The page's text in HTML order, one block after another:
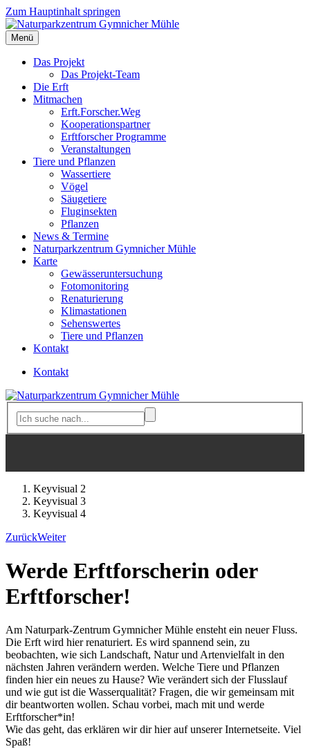
Zum Hauptinhalt springen
Menü
Das Projekt
Das Projekt-Team
Die Erft
Mitmachen
Erft.Forscher.Weg
Kooperationspartner
Erftforscher Programme
Veranstaltungen
Tiere und Pflanzen
Wassertiere
Vögel
Säugetiere
Fluginsekten
Pflanzen
News & Termine
Naturparkzentrum Gymnicher Mühle
Karte
Gewässeruntersuchung
Fotomonitoring
Renaturierung
Klimastationen
Sehenswertes
Tiere und Pflanzen
Kontakt
Kontakt
Keyvisual 2
Keyvisual 3
Keyvisual 4
ZurückWeiter
Werde Erftforscherin oder
Erftforscher!
Am Naturpark-Zentrum Gymnicher Mühle ensteht ein neuer Fluss.
Die Erft wird hier renaturiert. Es wird spannend sein, zu
beobachten, wie sich Landschaft, Natur und Artenvielfalt in den
nächsten Jahren verändern werden. Welche Tiere und Pflanzen
finden hier ein neues zu Hause? Wie verändert sich der Flusslauf
und wie gut ist die Wasserqualität? Fragen, die wir gemeinsam mit
dir beantworten wollen. Schau vorbei, mach mit und werde
Erftforscher*in!
Wie das geht, das erklären wir dir hier auf unserer Internetseite. Viel
Spaß!